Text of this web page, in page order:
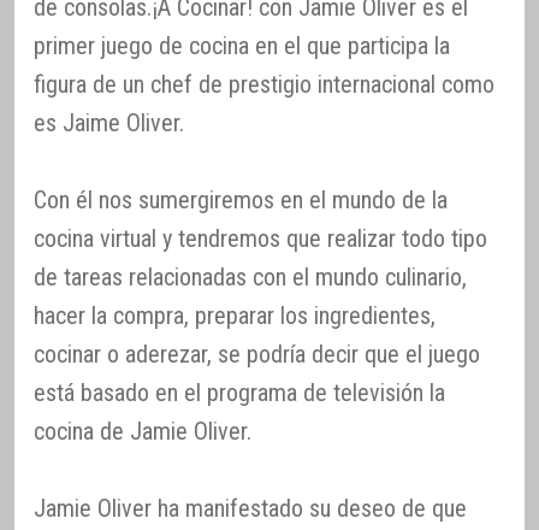
de consolas.¡A Cocinar! con Jamie Oliver es el
primer juego de cocina en el que participa la
figura de un chef de prestigio internacional como
es Jaime Oliver.
Con él nos sumergiremos en el mundo de la
cocina virtual y tendremos que realizar todo tipo
de tareas relacionadas con el mundo culinario,
hacer la compra, preparar los ingredientes,
cocinar o aderezar, se podría decir que el juego
está basado en el programa de televisión la
cocina de Jamie Oliver.
Jamie Oliver ha manifestado su deseo de que